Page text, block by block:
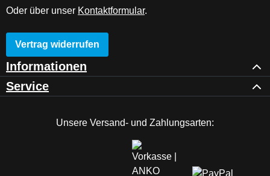
Oder über unser Kontaktformular.
Vertrag widerrufen
Informationen
Service
Unsere Versand- und Zahlungsarten: